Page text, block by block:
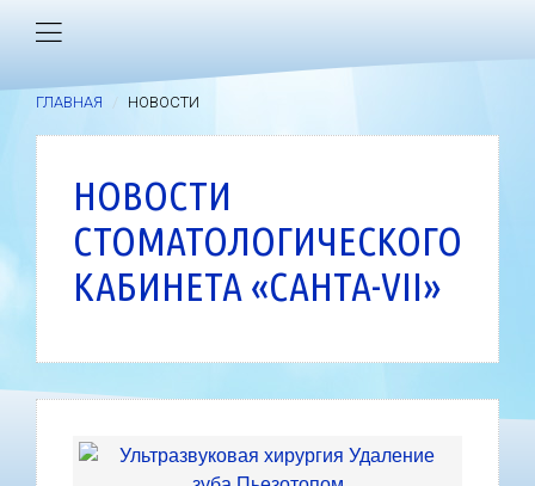
ГЛАВНАЯ НОВОСТИ
НОВОСТИ
СТОМАТОЛОГИЧЕСКОГО
КАБИНЕТА «САНТА-VII»